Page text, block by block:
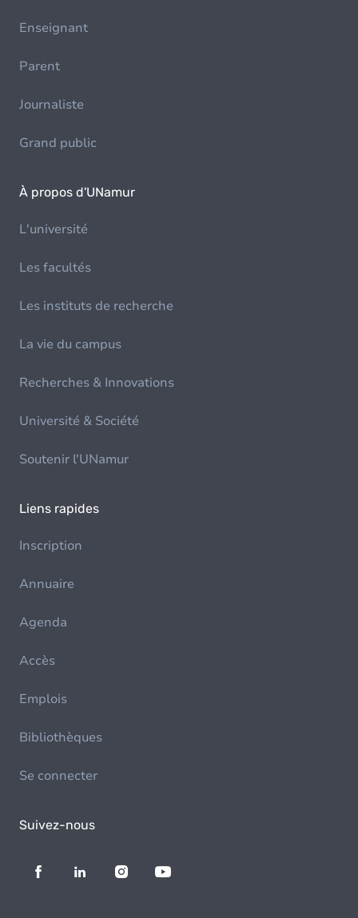
Enseignant
Parent
Journaliste
Grand public
À propos d'UNamur
L'université
Les facultés
Les instituts de recherche
La vie du campus
Recherches & Innovations
Université & Société
Soutenir l'UNamur
Liens rapides
Inscription
Annuaire
Agenda
Accès
Emplois
Bibliothèques
Se connecter
Suivez-nous